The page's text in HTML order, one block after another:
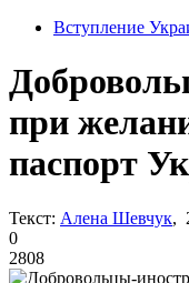
Вступление
при
паспорт
Текст: Алена Шевчук,
0
2808